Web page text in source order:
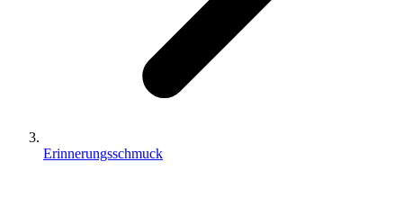
Erinnerungsschmuck